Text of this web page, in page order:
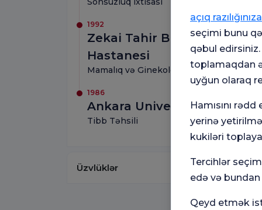
1992
Zekai Tahir Burak Kadın
Hastanesi
Mamalıq və Ginekologiya ixtisası
1986
Ankara Universiteti
Tibb Təhsili
Üzvlüklər
açıq razılığınıza
seçimi bunu
qəbul
toplamaqdan
uyğun olaraq
Hamısını
yerinə
kukiləri
Tercihlər
edə və
Qeyd etmək